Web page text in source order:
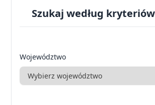
Szukaj według kryteriów
Województwo